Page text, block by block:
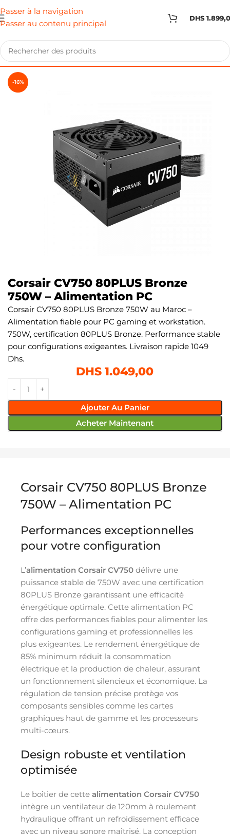
Passer à la navigation
Passer au contenu principal
DHS
-16%
Corsair CV750 80PLUS Bronze
750W – Alimentation PC
Corsair CV750 80PLUS Bronze 750W au Maroc –
Alimentation fiable pour PC gaming et workstation.
750W, certification 80PLUS Bronze. Performance stable
pour configurations exigeantes. Livraison rapide 1049
Dhs.
DHS 1.049,00
Ajouter Au Panier
Acheter Maintenant
Corsair CV750 80PLUS Bronze
750W – Alimentation PC
Performances exceptionnelles
pour votre configuration
L’alimentation Corsair CV750 délivre une
puissance stable de 750W avec une certification
80PLUS Bronze garantissant une efficacité
énergétique optimale. Cette alimentation PC
offre des performances fiables pour alimenter les
configurations gaming et professionnelles les
plus exigeantes. Le rendement énergétique de
85% minimum réduit la consommation
électrique et la production de chaleur, assurant
un fonctionnement silencieux et économique. La
régulation de tension précise protège vos
composants sensibles comme les cartes
graphiques haut de gamme et les processeurs
multi-cœurs.
Design robuste et ventilation
optimisée
Le boîtier de cette alimentation Corsair CV750
intègre un ventilateur de 120mm à roulement
hydraulique offrant un refroidissement efficace
avec un niveau sonore maîtrisé. La conception